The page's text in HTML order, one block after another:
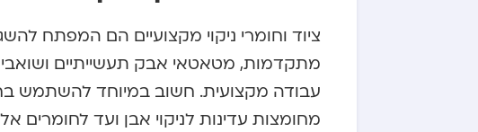
ציוד וחומרי ניקוי מקצועיים הם המפתח
מתקדמות, מטאטאי אבק תעשייתיים
עבודה מקצועית. חשוב במיוחד להשתמש
מחומצות עדינות לניקוי אבן ועד לחומרים